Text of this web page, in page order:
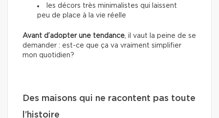
les décors très minimalistes qui laissent
peu de place à la vie réelle
Avant d’adopter une tendance , il vaut la peine de se
demander : est-ce que ça va vraiment simplifier
mon quotidien?
Des maisons qui ne racontent pas toute
l’histoire